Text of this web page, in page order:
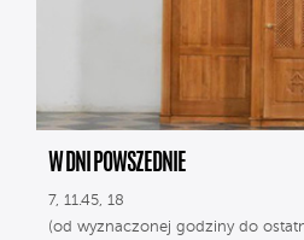
W DNI POWSZEDNIE
7, 11.45, 18
(od wyznaczonej godziny do